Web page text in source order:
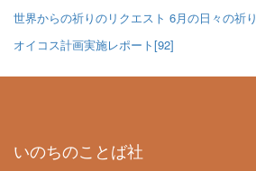
世界からの祈りのリクエスト 6月の日々の祈り
オイコス計画実施レポート[92]
いのちのことば社